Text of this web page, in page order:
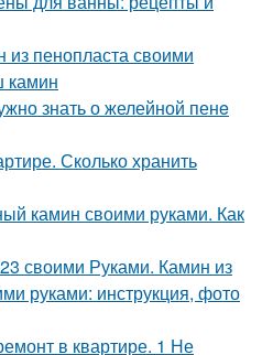
из пенопласта своими
камин
знать о желейной пенe
Сколько хранить
камин своими руками. Как
своими Руками. Камин из
руками: инструкция, фото
в квартире. 1 Не